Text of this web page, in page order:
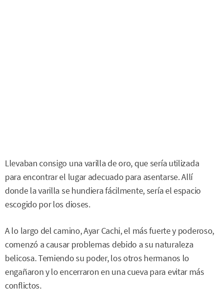
Llevaban consigo una varilla de oro, que sería utilizada
para encontrar el lugar adecuado para asentarse. Allí
donde la varilla se hundiera fácilmente, sería el espacio
escogido por los dioses.
A lo largo del camino, Ayar Cachi, el más fuerte y poderoso,
comenzó a causar problemas debido a su naturaleza
belicosa. Temiendo su poder, los otros hermanos lo
engañaron y lo encerraron en una cueva para evitar más
conflictos.